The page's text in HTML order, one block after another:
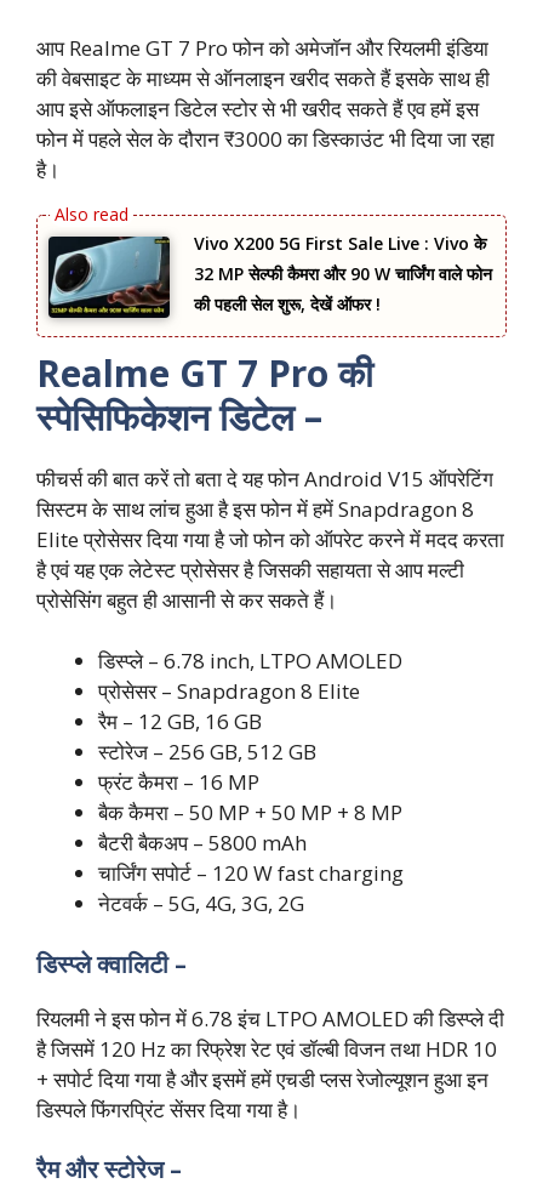
आप Realme GT 7 Pro फोन को अमेजॉन और रियलमी इंडिया
की वेबसाइट के माध्यम से ऑनलाइन खरीद सकते हैं इसके साथ ही
आप इसे ऑफलाइन डिटेल स्टोर से भी खरीद सकते हैं एव हमें इस
फोन में पहले सेल के दौरान ₹3000 का डिस्काउंट भी दिया जा रहा
है।
Vivo X200 5G First Sale Live : Vivo के
32 MP सेल्फी कैमरा और 90 W चार्जिंग वाले फोन
की पहली सेल शुरू, देखें ऑफर !
Realme GT 7 Pro की
स्पेसिफिकेशन डिटेल –
फीचर्स की बात करें तो बता दे यह फोन Android V15 ऑपरेटिंग
सिस्टम के साथ लांच हुआ है इस फोन में हमें Snapdragon 8
Elite प्रोसेसर दिया गया है जो फोन को ऑपरेट करने में मदद करता
है एवं यह एक लेटेस्ट प्रोसेसर है जिसकी सहायता से आप मल्टी
प्रोसेसिंग बहुत ही आसानी से कर सकते हैं।
डिस्प्ले – 6.78 inch, LTPO AMOLED
प्रोसेसर – Snapdragon 8 Elite
रैम – 12 GB, 16 GB
स्टोरेज – 256 GB, 512 GB
फ्रंट कैमरा – 16 MP
बैक कैमरा – 50 MP + 50 MP + 8 MP
बैटरी बैकअप – 5800 mAh
चार्जिंग सपोर्ट – 120 W fast charging
नेटवर्क – 5G, 4G, 3G, 2G
डिस्प्ले क्वालिटी –
रियलमी ने इस फोन में 6.78 इंच LTPO AMOLED की डिस्प्ले दी
है जिसमें 120 Hz का रिफ्रेश रेट एवं डॉल्बी विजन तथा HDR 10
+ सपोर्ट दिया गया है और इसमें हमें एचडी प्लस रेजोल्यूशन हुआ इन
डिस्पले फिंगरप्रिंट सेंसर दिया गया है।
रैम और स्टोरेज –